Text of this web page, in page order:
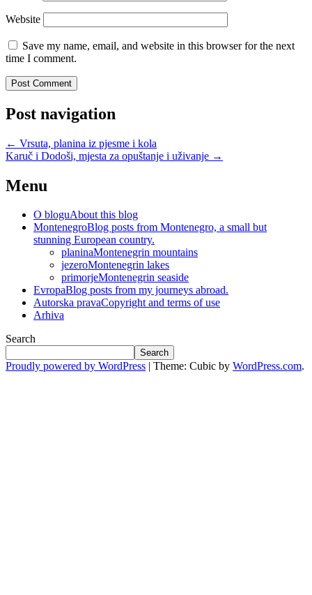
Website
Save my name, email, and website in this browser for the next
time I comment.
Post navigation
← Vrsuta, planina iz pjesme i kola
Karuč i Dodoši, mjesta za opuštanje i uživanje →
Menu
O bloguAbout this blog
MontenegroBlog posts from Montenegro, a small but
stunning European country.
planinaMontenegrin mountains
jezeroMontenegrin lakes
primorjeMontenegrin seaside
EvropaBlog posts from my journeys abroad.
Autorska pravaCopyright and terms of use
Arhiva
Search
Search
Proudly powered by WordPress Theme: Cubic by WordPress.com.